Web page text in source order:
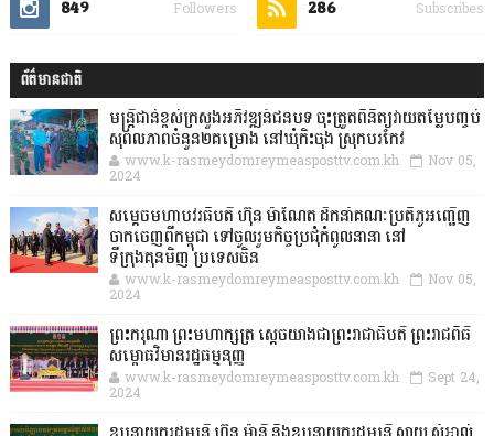
849 Followers 286 Subscribes
ព័ត៌មានជាតិ
មន្ត្រីជាន់ខ្ពស់ក្រសួងអភិវឌ្ឍន៍ជនបទ ចុះត្រួតពិនិត្យវាយតម្លៃបញ្ចប់
សុពលភាពចំនួន២គម្រោង នៅឃុំកិះចុង ស្រុកបរកែវ
www.k-rasmeydomreymeasposttv.com.kh Nov 05,
2024
សម្តេចមហាបវរធិបតី ហ៊ុន ម៉ាណែត ដឹកនាំគណៈប្រតិភូអញ្ជើញ
ចាកចេញពីកម្ពុជា ទៅចូលរួមកិច្ចប្រជុំកំពូលនានា នៅ
ទីក្រុងគុនមិញ ប្រទេសចិន
www.k-rasmeydomreymeasposttv.com.kh Nov 05,
2024
ព្រះករុណា ព្រះមហាក្សត្រ ស្តេចយាងជាព្រះរាជាធិបតី ព្រះរាជពិធី
សម្ពោធវិមានរដ្ឋធម្មនុញ្ញ
www.k-rasmeydomreymeasposttv.com.kh Sept 24,
2024